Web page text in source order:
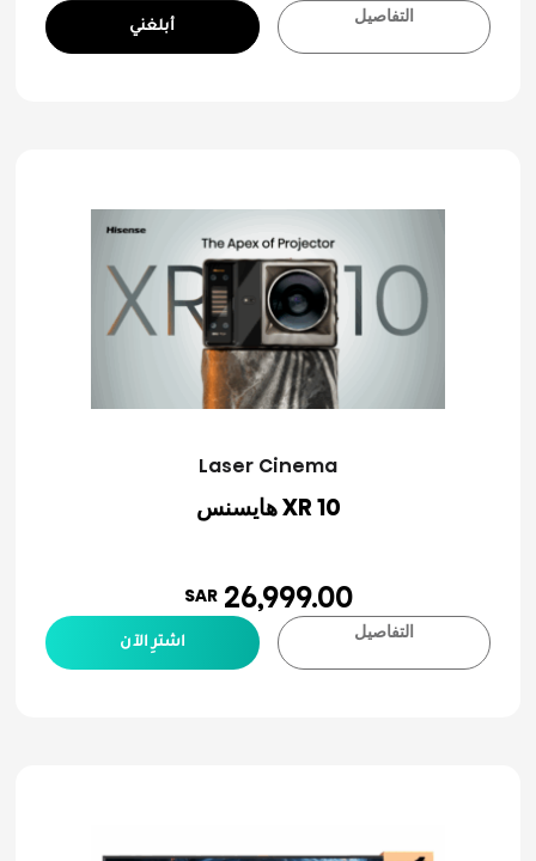
التفاصيل
أبلغني
Laser Cinema
XR 10 هايسنس
SAR26,999.00
التفاصيل
اشترِ الآن